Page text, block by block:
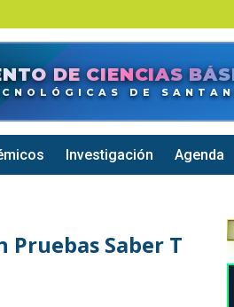
DE CIENCIAS
DE
Investigación Agenda
Pruebas Saber T